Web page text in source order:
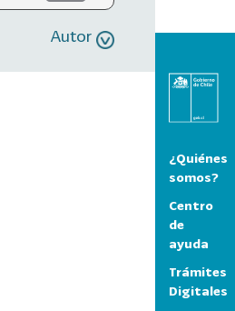
Autor
¿Quiénes
somos?
Centro
de
ayuda
Trámites
Digitales